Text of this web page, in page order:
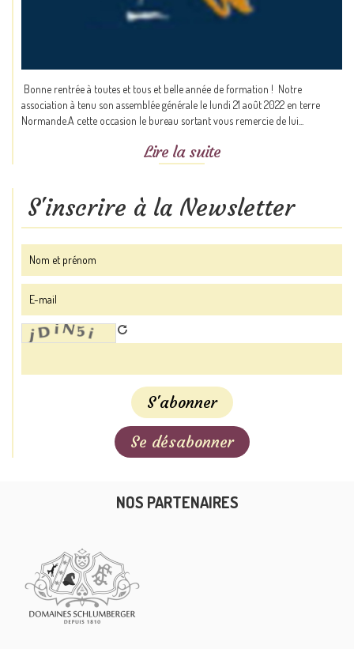
Bonne rentrée à toutes et tous et belle année de formation ! Notre
association à tenu son assemblée générale le lundi 21 août 2022 en terre
Normande.A cette occasion le bureau sortant vous remercie de lui...
Lire la suite
S'inscrire à la Newsletter
NOS PARTENAIRES